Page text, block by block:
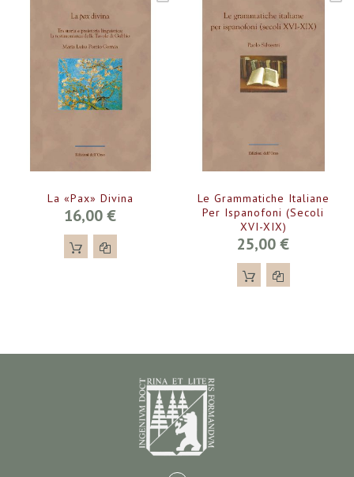
La «Pax» Divina
16,00 €
Le Grammatiche Italiane
Per Ispanofoni (secoli
XVI-XIX)
25,00 €